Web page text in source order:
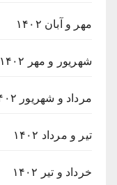
مهر و آبان ۱۴۰۲
شهریور و مهر ۱۴۰۲
مرداد و شهریور ۱۴۰۲
تیر و مرداد ۱۴۰۲
خرداد و تیر ۱۴۰۲